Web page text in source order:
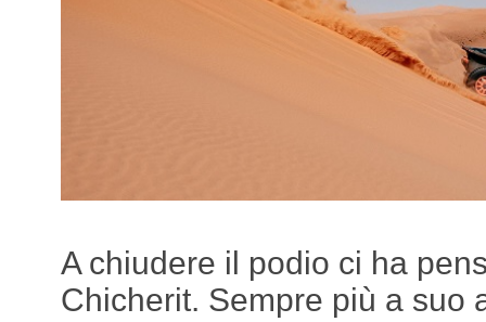
A chiudere il podio ci ha
Chicherit. Sempre più a suo